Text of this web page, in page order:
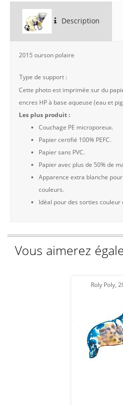
Description
2015 ourson polaire
Type de support :
Cette photo est imprimée sur du
encres HP à base aqueuse (eau et
Les plus produit :
Couchage PE microporeux.
Papier certifié 100% PEFC.
Papier sans PVC.
Papier avec plus de 50% de
Apparence extra blanche
couleurs.
Idéal pour des sorties
Vous aimerez
Roly Poly,